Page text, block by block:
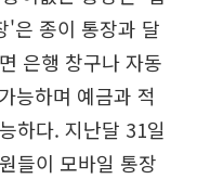
'은 종이 통장과 달
은행 창구나 자동
능하며 예금과 적
하다. 지난달 31일
들이 모바일 통장